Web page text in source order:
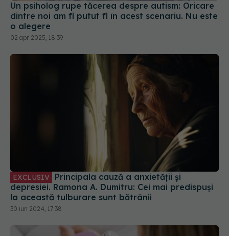
Un psiholog rupe tăcerea despre autism: Oricare
dintre noi am fi putut fi în acest scenariu. Nu este
o alegere
02 apr 2025, 18:39
EXCLUSIV
depresiei. Ramona A. Dumitru: Cei mai predispuși
la această tulburare sunt bătrânii
30 iun 2024, 17:38